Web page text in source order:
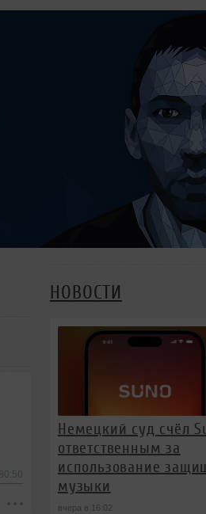
-80:50
НОВОСТИ
Немецкий суд счёл
ответственным за
использование
музыки
вчера в 16:02